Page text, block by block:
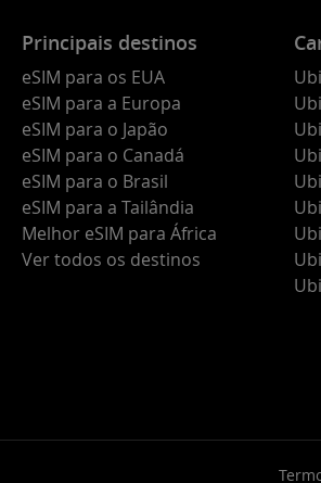
Principais destinos
eSIM para os EUA
eSIM para a Europa
eSIM para o Japão
eSIM para o Canadá
eSIM para o Brasil
eSIM para a Tailândia
Melhor eSIM para África
Ver todos os destinos